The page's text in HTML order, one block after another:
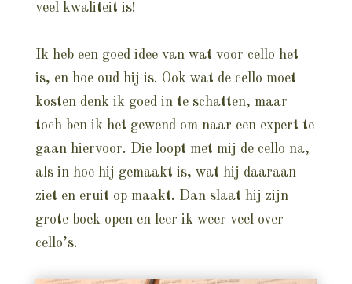
veel kwaliteit is!
Ik heb een goed idee van wat voor cello het
is, en hoe oud hij is. Ook wat de cello moet
kosten denk ik goed in te schatten, maar
toch ben ik het gewend om naar een expert te
gaan hiervoor. Die loopt met mij de cello na,
als in hoe hij gemaakt is, wat hij daaraan
ziet en eruit op maakt. Dan slaat hij zijn
grote boek open en leer ik weer veel over
cello’s.